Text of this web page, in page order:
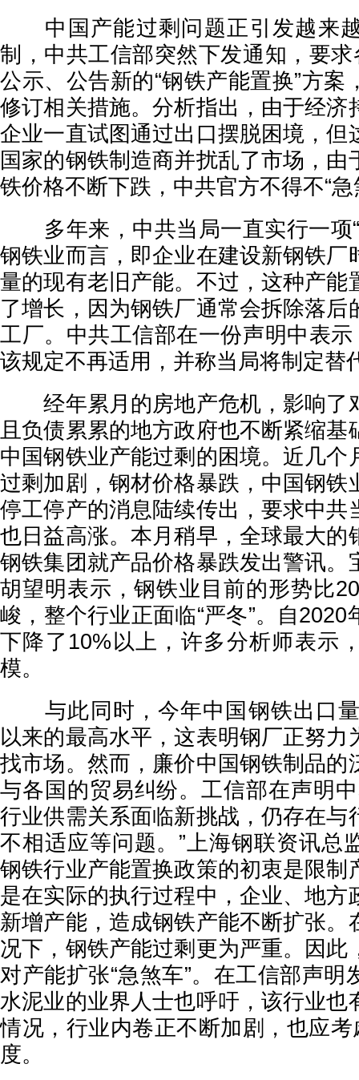
中国产能过剩问题正引发越来
制，中共工信部突然下发通知，要
公示、公告新的“钢铁产能置换”方案
修订相关措施。分析指出，由于经济
企业一直试图通过出口摆脱困境，但
国家的钢铁制造商并扰乱了市场，由
铁价格不断下跌，中共官方不得不“急
多年来，中共当局一直实行一项“
钢铁业而言，即企业在建设新钢铁厂
量的现有老旧产能。不过，这种产能
了增长，因为钢铁厂通常会拆除落后
工厂。中共工信部在一份声明中表
该规定不再适用，并称当局将制定替
经年累月的房地产危机，影响了
且负债累累的地方政府也不断紧缩基
中国钢铁业产能过剩的困境。近几个
过剩加剧，钢材价格暴跌，中国钢铁
停工停产的消息陆续传出，要求中共
也日益高涨。本月稍早，全球最大的
钢铁集团就产品价格暴跌发出警讯。
胡望明表示，钢铁业目前的形势比
峻，整个行业正面临“严冬”。自
下降了10%以上，许多分析师表示
模。
与此同时，今年中国钢铁出口量
以来的最高水平，这表明钢厂正努力
找市场。然而，廉价中国钢铁制品的
与各国的贸易纠纷。工信部在声明
行业供需关系面临新挑战，仍存在与
不相适应等问题。”上海钢联资讯总
钢铁行业产能置换政策的初衷是限制
是在实际的执行过程中，企业、地方
新增产能，造成钢铁产能不断扩张。
况下，钢铁产能过剩更为严重。因此
对产能扩张“急煞车”。在工信部声明
水泥业的业界人士也呼吁，该行业也
情况，行业内卷正不断加剧，也应考
度。